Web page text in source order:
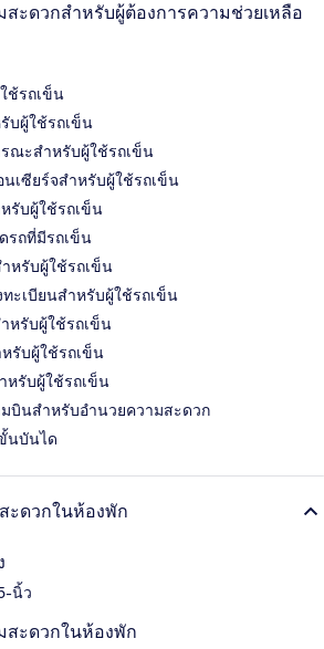
สะดวกสำหรับผู้ต้องการความช่วยเหลือ
ช้รถเข็น
บผู้ใช้รถเข็น
ณะสำหรับผู้ใช้รถเข็น
นเซียร์จสำหรับผู้ใช้รถเข็น
รับผู้ใช้รถเข็น
รถที่มีรถเข็น
หรับผู้ใช้รถเข็น
ทะเบียนสำหรับผู้ใช้รถเข็น
หรับผู้ใช้รถเข็น
รับผู้ใช้รถเข็น
หรับผู้ใช้รถเข็น
บินสำหรับอำนวยความสะดวก
นบันได
ะดวกในห้องพัก
นิ้ว
สะดวกในห้องพัก